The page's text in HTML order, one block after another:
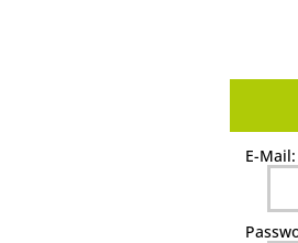
E-Mail: